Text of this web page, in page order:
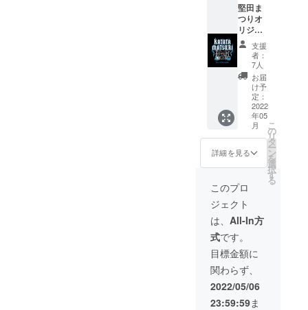
堅田ま
つりオ
リジナ
ルＴ
シャツ
支援
者：
7人
お届
け予
定：
2022
年05
月
詳細を見る
こ
の
リ
タ
ー
ン
を
選
択
す
る
このプロ
ジェクト
は、 All-In方
式です。
目標金額に
関わらず、
2022/05/06
23:59:59ま